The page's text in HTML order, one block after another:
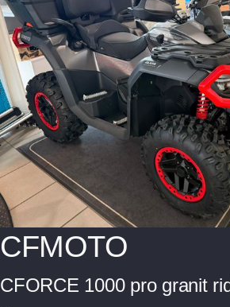
CFMOTO
CFORCE 1000 pro granit